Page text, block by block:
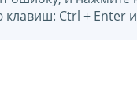
Ctrl + Enter